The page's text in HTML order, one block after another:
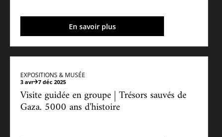
En savoir plus
EXPOSITIONS & MUSÉE
3 avr 7 déc 2025
Visite guidée en groupe | Trésors sauvés de
Gaza. 5000 ans d'histoire